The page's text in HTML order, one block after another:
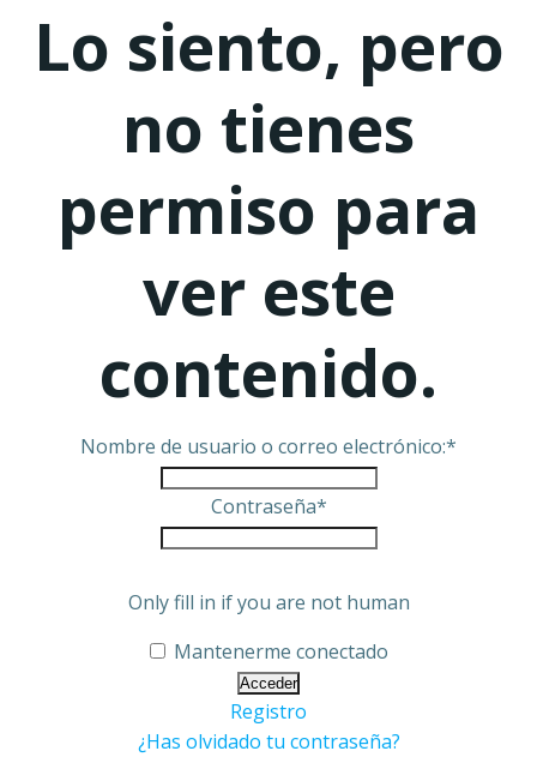
Lo siento, pero
no tienes
permiso para
ver este
contenido.
Nombre de usuario o correo electrónico:*
Contraseña*
Only fill in if you are not human
Mantenerme conectado
Registro
¿Has olvidado tu contraseña?